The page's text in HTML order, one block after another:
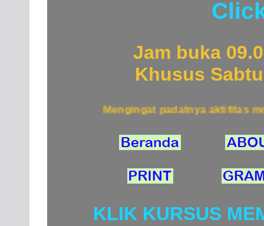
Jam buka
Khusus
Mengingat padatnya aktifitas
KLIK KURSUS